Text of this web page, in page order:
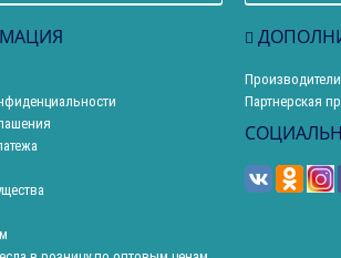
Производители
Партнерская